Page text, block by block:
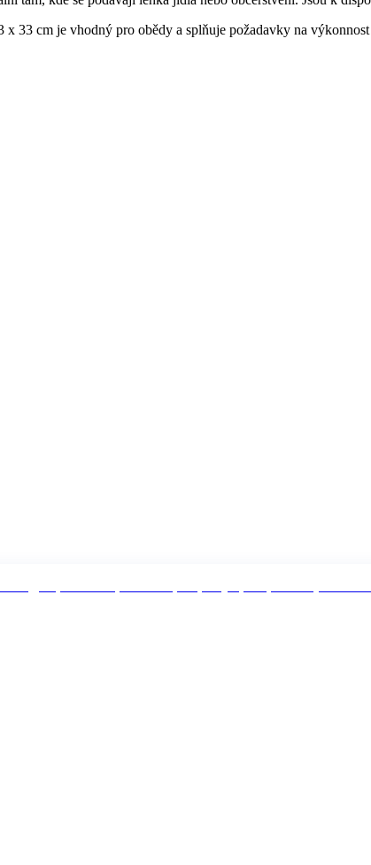
x 33 cm je vhodný pro obědy a splňuje požadavky na